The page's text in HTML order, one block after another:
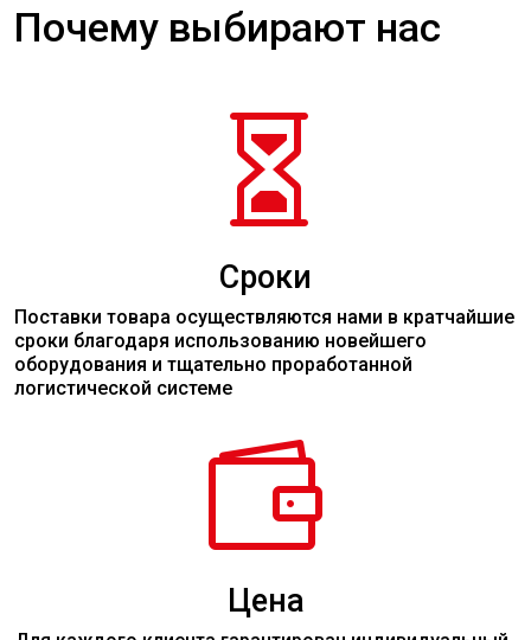
Почему выбирают нас

Сроки
Поставки товара осуществляются нами в кратчайшие
сроки благодаря использованию новейшего
оборудования и тщательно проработанной
логистической системе

Цена